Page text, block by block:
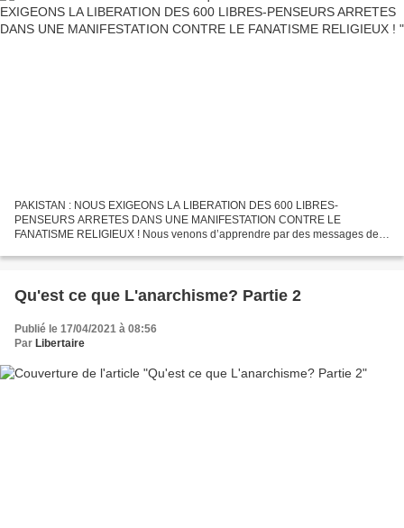
PAKISTAN : NOUS EXIGEONS LA LIBERATION DES 600 LIBRES-
PENSEURS ARRETES DANS UNE MANIFESTATION CONTRE LE
FANATISME RELIGIEUX ! Nous venons d’apprendre par des messages des
que la...
Qu'est ce que L'anarchisme? Partie 2
Publié le 17/04/2021 à 08:56
Par Libertaire